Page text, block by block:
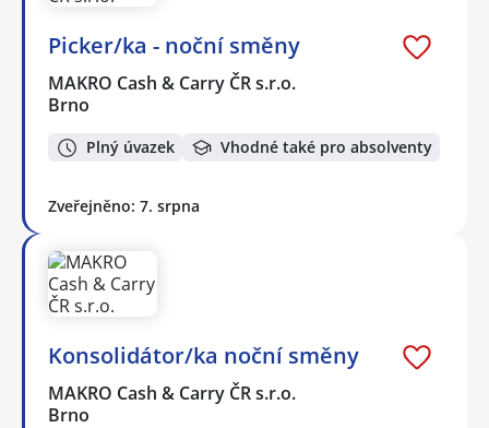
Picker/ka - noční směny
MAKRO Cash & Carry ČR s.r.o.
Brno
Plný úvazek Vhodné také pro absolventy
Zveřejněno: 7. srpna
Konsolidátor/ka noční směny
MAKRO Cash & Carry ČR s.r.o.
Brno